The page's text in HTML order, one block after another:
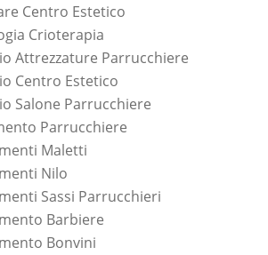
Centro Estetico
Crioterapia
Attrezzature Parrucchiere
Centro Estetico
Salone Parrucchiere
Parrucchiere
Maletti
Nilo
Sassi Parrucchieri
Barbiere
Bonvini